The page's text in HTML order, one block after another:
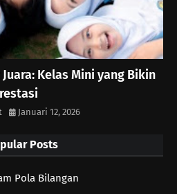
Kelas Mini yang Bikin
Januari 12, 2026
Posts
Pola Bilangan